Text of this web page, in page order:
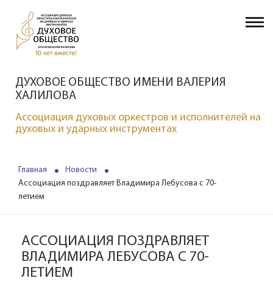
ДУХОВОЕ ОБЩЕСТВО ИМЕНИ ВАЛЕРИЯ
ХАЛИЛОВА
Ассоциация духовых оркестров и исполнителей на
духовых и ударных инструментах
Главная
Новости
Ассоциация поздравляет Владимира Лебусова с 70-
летием
АССОЦИАЦИЯ ПОЗДРАВЛЯЕТ
ВЛАДИМИРА ЛЕБУСОВА С 70-
ЛЕТИЕМ